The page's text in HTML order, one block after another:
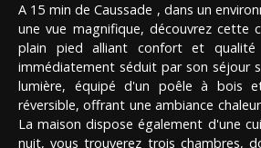
A 15 min de Caussade , dans un
une vue magnifique, découvrez cette
plain pied alliant confort et qualité
immédiatement séduit par son séjour
lumière, équipé d'un poêle à bois
réversible, offrant une ambiance
La maison dispose également d'une
nuit, vous trouverez trois chambres,